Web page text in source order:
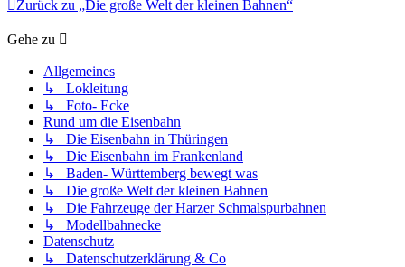
Zurück zu „Die große Welt der kleinen Bahnen“
Gehe zu
Allgemeines
↳ Lokleitung
↳ Foto- Ecke
Rund um die Eisenbahn
↳ Die Eisenbahn in Thüringen
↳ Die Eisenbahn im Frankenland
↳ Baden- Württemberg bewegt was
↳ Die große Welt der kleinen Bahnen
↳ Die Fahrzeuge der Harzer Schmalspurbahnen
↳ Modellbahnecke
Datenschutz
↳ Datenschutzerklärung & Co